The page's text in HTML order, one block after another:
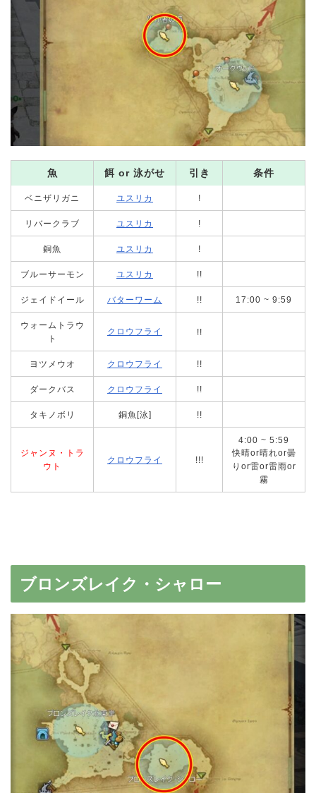
魚 餌 or 泳がせ 引き 条件
ベニザリガニ ユスリカ !
リバークラブ ユスリカ !
銅魚 ユスリカ !
ブルーサーモン ユスリカ !!
ジェイドイール バターワーム !! 17:00 ~ 9:59
ウォームトラウ
ト
クロウフライ !!
ヨツメウオ クロウフライ !!
ダークバス クロウフライ !!
タキノボリ 銅魚[泳] !!
ジャンヌ・トラ
ウト
クロウフライ !!!
4:00 ~ 5:59
快晴or晴れor曇
りor雷or雷雨or
霧
ブロンズレイク・シャロー